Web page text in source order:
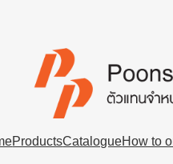
ProductsCatalogueHow to